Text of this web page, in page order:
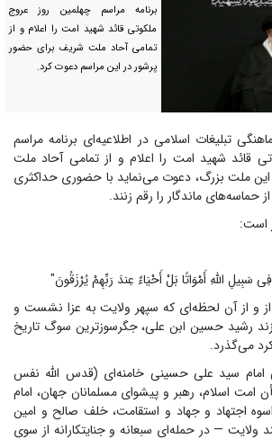
برنامه مراسم چهلمین روز عروج
ملکوتی قائد شهید امت را اعلام و از
تمامی آحاد ملت شریف برای حضور
پرشور در این مراسم دعوت کرد.
تبلیغات اسلامی در اطلاعیه‌ای برنامه مراسم
قائد شهید امت را اعلام و از تمامی آحاد ملت
این ملت بزرگ، دعوت می‌نماید با حضوری حداکثری
حماسه‌های ماندگار را رقم زنند.
است:
سَبِیلِ اللَّهِ أَمْوَاتًا بَلْ أَحْیَاءٌ عِندَ رَبِّهِمْ یُرْزَقُونَ"
و از آن لحظه‌ای که سپهر ولایت به عزا نشست و
رشید حسین ابن علی، جگرسوزترین سوگ تاریخ
می‌گذرد.
امام سید علی حسینی خامنه‌ای (قدس الله نفس
امت اسلام، رهبر و پیشوای مسلمانان جهان، امام
اجتهاد و جهاد و استقامت، خلف صالح و امین
ولایت — در حمله‌ای سبعانه و جنایتکارانه از سوی